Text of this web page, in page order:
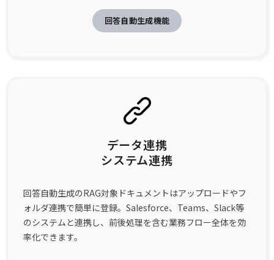
回答自動生成機能
データ連携
システム連携
回答自動生成のRAG対象ドキュメントはアップロードやフ
ォルダ連携で簡単に登録。Salesforce、Teams、Slack等
のシステムと連携し、前後処理を含む業務フロー全体を効
率化できます。